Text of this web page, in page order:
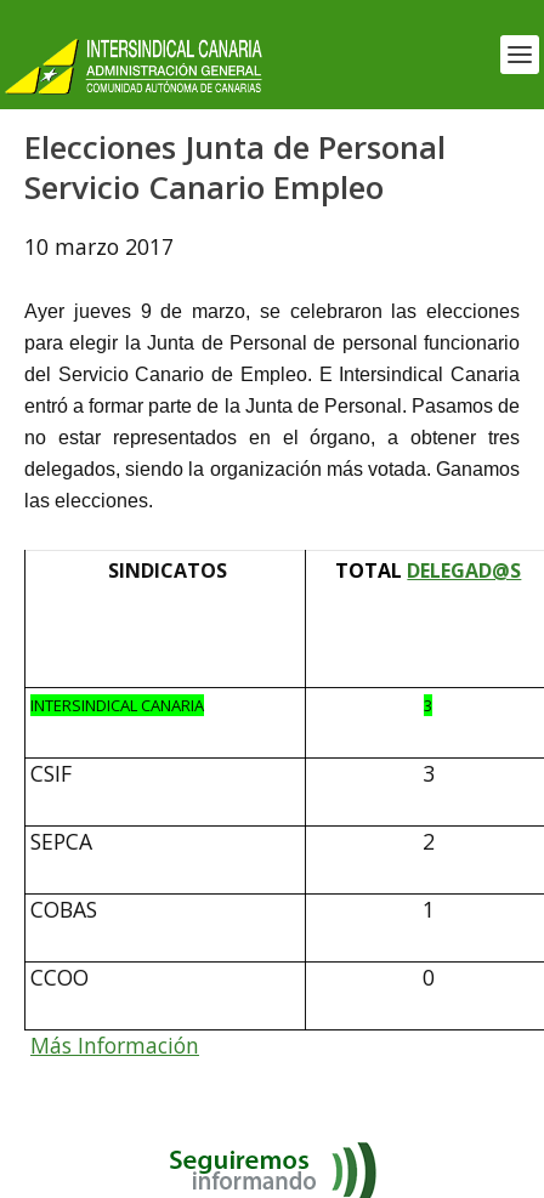
Elecciones Junta de Personal
Servicio Canario Empleo
10 marzo 2017
Ayer jueves 9 de marzo, se celebraron las elecciones
para elegir la Junta de Personal de personal funcionario
del Servicio Canario de Empleo. E Intersindical Canaria
entró a formar parte de la Junta de Personal. Pasamos de
no estar representados en el órgano, a obtener tres
delegados, siendo la organización más votada. Ganamos
las elecciones.
SINDICATOS TOTAL DELEGAD@S
INTERSINDICAL CANARIA 3
CSIF 3
SEPCA 2
COBAS 1
CCOO 0
Más Información